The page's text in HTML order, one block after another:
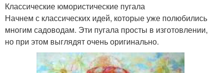
Классические юмористические пугала
Начнем с классических идей, которые уже полюбились
многим садоводам. Эти пугала просты в изготовлении,
но при этом выглядят очень оригинально.